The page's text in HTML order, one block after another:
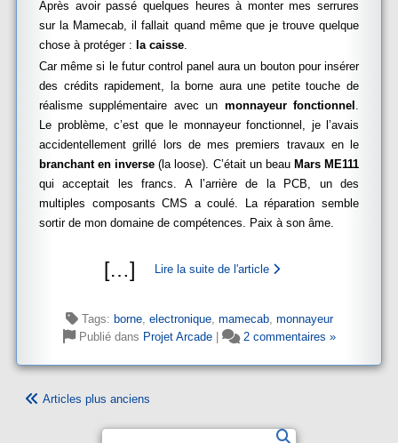
Après avoir passé quelques heures à monter mes serrures
sur la Mamecab, il fallait quand même que je trouve quelque
chose à protéger : la caisse.
Car même si le futur control panel aura un bouton pour insérer
des crédits rapidement, la borne aura une petite touche de
réalisme supplémentaire avec un monnayeur fonctionnel .
Le problème, c’est que le monnayeur fonctionnel, je l’avais
accidentellement grillé lors de mes premiers travaux en le
branchant en inverse (la loose). C’était un beau Mars ME111
qui acceptait les francs. A l’arrière de la PCB, un des
multiples composants CMS a coulé. La réparation semble
sortir de mon domaine de compétences. Paix à son âme.
[…] Lire la suite de l'article
Tags: borne, electronique, mamecab, monnayeur
Publié dans Projet Arcade| 2 commentaires »
Articles plus anciens